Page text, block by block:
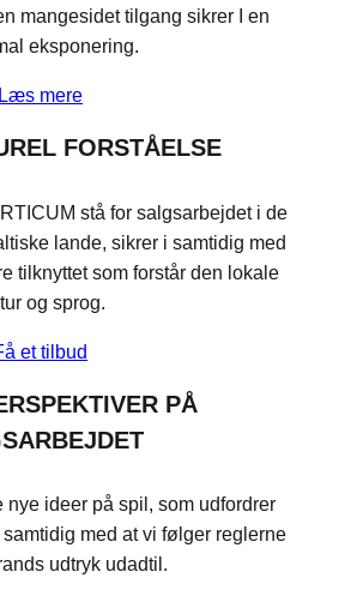
mangesidet tilgang sikrer I en
eksponering.
Læs mere
FORSTÅELSE
stå for salgsarbejdet i de
lande, sikrer i samtidig med
tilknyttet som forstår den lokale
og sprog.
et tilbud
PÅ
nye ideer på spil, som udfordrer
med at vi følger reglerne
udtryk udadtil.